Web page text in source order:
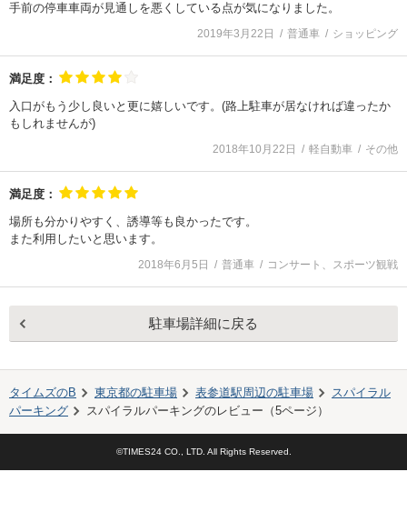
手前の停車車両が見通しを悪くしている点が気になりました。
2019年3月22日 普通車 ショッピング
満足度：
入口がもう少し良いと更に嬉しいです。(路上駐車が居なければ違ったか
もしれませんが)
2018年10月22日 軽自動車 その他
満足度：
場所も分かりやすく、誘導等も良かったです。
また利用したいと思います。
2018年6月5日 普通車 コンサート、スポーツ観戦
駐車場詳細に戻る
タイムズのB 東京都の駐車場 表参道駅周辺の駐車場
スパイラル
パーキング
スパイラルパーキングのレビュー（5ページ）
©TIMES24 CO., LTD. All Rights Reserved.